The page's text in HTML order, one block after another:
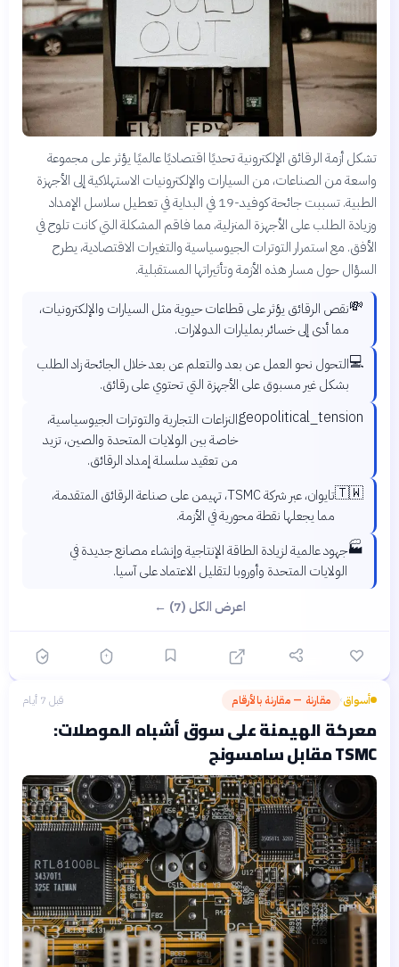
تشكل أزمة الرقائق الإلكترونية تحديًا اقتصاديًا عالميًا يؤثر على مجموعة
واسعة من الصناعات، من السيارات والإلكترونيات الاستهلاكية إلى الأجهزة
الطبية. تسببت جائحة كوفيد-19 في البداية في تعطيل سلاسل الإمداد
وزيادة الطلب على الأجهزة المنزلية، مما فاقم المشكلة التي كانت تلوح في
الأفق. مع استمرار التوترات الجيوسياسية والتغيرات الاقتصادية، يطرح
السؤال حول مسار هذه الأزمة وتأثيراتها المستقبلية.
💸نقص الرقائق يؤثر على قطاعات حيوية مثل السيارات والإلكترونيات،
مما أدى إلى خسائر بمليارات الدولارات.
💻التحول نحو العمل عن بعد والتعلم عن بعد خلال الجائحة زاد الطلب
بشكل غير مسبوق على الأجهزة التي تحتوي على رقائق.
geopolitical_tensionالنزاعات التجارية والتوترات الجيوسياسية،
خاصة بين الولايات المتحدة والصين، تزيد
من تعقيد سلسلة إمداد الرقائق.
🇹🇼
تايوان، عبر شركة TSMC، تهيمن على صناعة الرقائق المتقدمة،
مما يجعلها نقطة محورية في الأزمة.
🏭جهود عالمية لزيادة الطاقة الإنتاجية وإنشاء مصانع جديدة في
الولايات المتحدة وأوروبا لتقليل الاعتماد على آسيا.
اعرض الكل (7) ←
أسواق› مقارنة — مقارنة بالأرقام قبل 7 أيام
معركة الهيمنة على سوق أشباه الموصلات:
TSMC مقابل سامسونج